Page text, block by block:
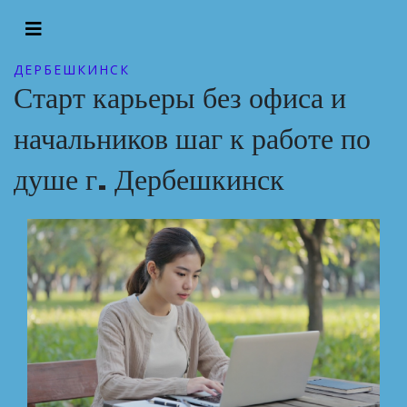
ДЕРБЕШКИНСК
Старт карьеры без офиса и
начальников шаг к работе по
душе г. Дербешкинск